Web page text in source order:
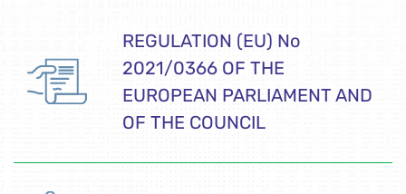
REGULATION (EU) No
2021/0366 OF THE
EUROPEAN PARLIAMENT AND
OF THE COUNCIL